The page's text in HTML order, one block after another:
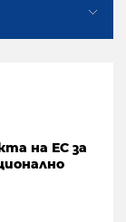
на ЕС за